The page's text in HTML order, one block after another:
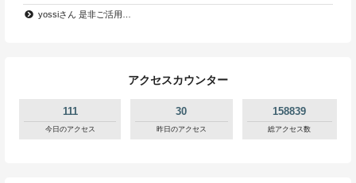
yossiさん 是非ご活用…
アクセスカウンター
111
今日のアクセス
30
昨日のアクセス
158839
総アクセス数